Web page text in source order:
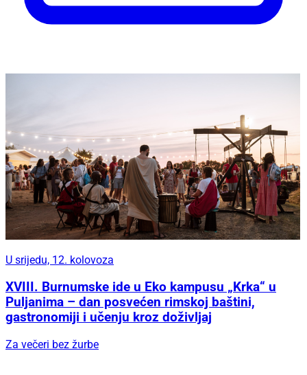
U srijedu, 12. kolovoza
XVIII. Burnumske ide u Eko kampusu „Krka“ u
Puljanima – dan posvećen rimskoj baštini,
gastronomiji i učenju kroz doživljaj
Za večeri bez žurbe